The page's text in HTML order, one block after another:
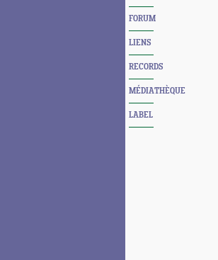
FORUM
LIENS
RECORDS
MÉDIATHÈQUE
LABEL